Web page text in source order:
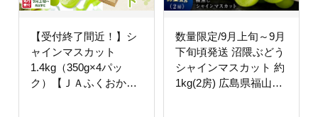
【受付終了間近！】シ
ャインマスカット
1.4kg（350g×4パッ
ク）【ＪＡふくおか八
数量限定/9月上旬～9月
下旬頃発送 沼隈ぶどう
シャインマスカット 約
1kg(2房) 広島県福山市/